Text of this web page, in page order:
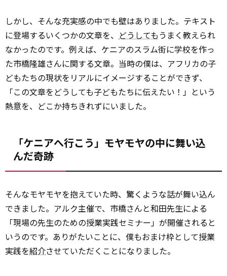
しかし、そんな充実感の中でも壁はありました。テキスト
に登場するいくつかの文章を、 どうしても うまく教えられ
なかったのです。例えば、ケニアのスラム街に学校を作っ
た市橋隆雄さんに関する文章。当時の僕は、アフリカの子
どもたちの現状をリアルにイメージすることができず、
「この文章をどうしても子どもたちに伝えたい！」という
熱意を、どこか持ちきれずにいました。
「ケニアへ行こう」――モヤモヤの中に舞い込
んだ奇跡
そんなモヤモヤを抱えていた時、驚くような話が舞い込ん
できました。アルク主催で、市橋さんと和田先生による
「現場の先生のための授業実践セミナー」が開催されると
いうのです。ありがたいことに、僕もおまけ枠として授業
実践を紹介させていただくことになりました。